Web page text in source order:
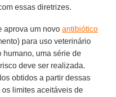
essas diretrizes.
aprova um novoantibiótico
para uso veterinário
humano, uma série de
deve ser realizada.
obtidos a partir dessas
limites aceitáveis de